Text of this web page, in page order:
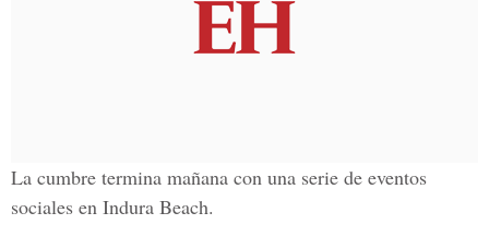
La cumbre termina mañana con una serie de eventos
sociales en Indura Beach.